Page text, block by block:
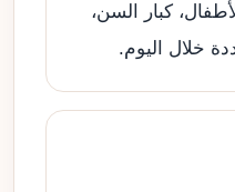
كبار السن،
خلال اليوم.